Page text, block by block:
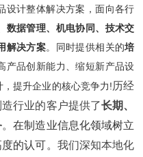
设计整体解决方案，面向各行
数据管理、机电协同、技术交
解决方案。同时提供相关的培
产品创新能力、缩短新产品设
提升企业的核心竞争力!历经
行业的客户提供了长期、
。在制造业信息化领域树立
的认可。 我们深知本地化